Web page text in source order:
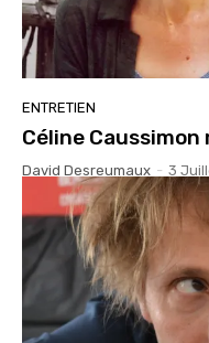
ENTRETIEN
Céline
David Desreumaux - 3